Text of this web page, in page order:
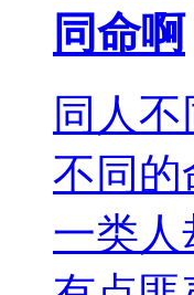
同命啊
同人
不同的
一类人